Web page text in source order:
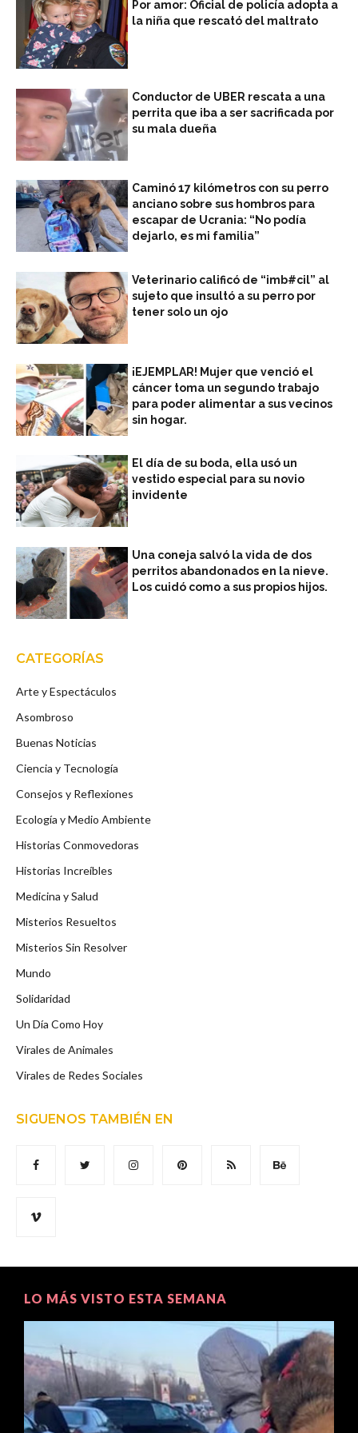
Por amor: Oficial de policía adopta a
la niña que rescató del maltrato
Conductor de UBER rescata a una
perrita que iba a ser sacrificada por
su mala dueña
Caminó 17 kilómetros con su perro
anciano sobre sus hombros para
escapar de Ucrania: “No podía
dejarlo, es mi familia”
Veterinario calificó de “imb#cil” al
sujeto que insultó a su perro por
tener solo un ojo
¡EJEMPLAR! Mujer que venció el
cáncer toma un segundo trabajo
para poder alimentar a sus vecinos
sin hogar.
El día de su boda, ella usó un
vestido especial para su novio
invidente
Una coneja salvó la vida de dos
perritos abandonados en la nieve.
Los cuidó como a sus propios hijos.
CATEGORÍAS
Arte y Espectáculos
Asombroso
Buenas Noticias
Ciencia y Tecnología
Consejos y Reflexiones
Ecología y Medio Ambiente
Historias Conmovedoras
Historias Increíbles
Medicina y Salud
Misterios Resueltos
Misterios Sin Resolver
Mundo
Solidaridad
Un Día Como Hoy
Virales de Animales
Virales de Redes Sociales
SIGUENOS TAMBIÉN EN
LO MÁS VISTO ESTA SEMANA